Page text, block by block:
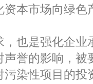
本市场向绿色
也是强化企业
誉的影响，被
染性项目的投